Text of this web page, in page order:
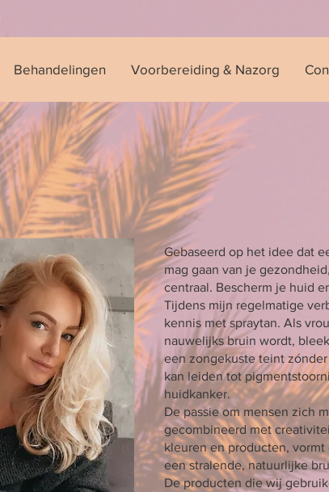
Behandelingen Voorbereiding & Nazorg
Gebaseerd op het idee dat
mag gaan van je
centraal. Bescherm je huid
Tijdens mijn regelmatige
kennis met spraytan. Als
nauwelijks bruin wordt,
een zongekuste teint
kan leiden tot
huidkanker.
De passie om mensen zich
gecombineerd met
kleuren en producten, vormt
een stralende, natuurlijke
De producten die wij